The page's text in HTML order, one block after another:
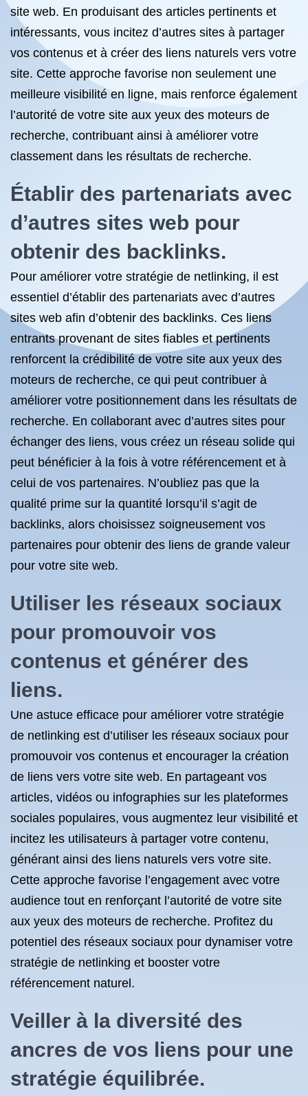
site web. En produisant des articles pertinents et
intéressants, vous incitez d’autres sites à partager
vos contenus et à créer des liens naturels vers votre
site. Cette approche favorise non seulement une
meilleure visibilité en ligne, mais renforce également
l’autorité de votre site aux yeux des moteurs de
recherche, contribuant ainsi à améliorer votre
classement dans les résultats de recherche.
Établir des partenariats avec
d’autres sites web pour
obtenir des backlinks.
Pour améliorer votre stratégie de netlinking, il est
essentiel d’établir des partenariats avec d’autres
sites web afin d’obtenir des backlinks. Ces liens
entrants provenant de sites fiables et pertinents
renforcent la crédibilité de votre site aux yeux des
moteurs de recherche, ce qui peut contribuer à
améliorer votre positionnement dans les résultats de
recherche. En collaborant avec d’autres sites pour
échanger des liens, vous créez un réseau solide qui
peut bénéficier à la fois à votre référencement et à
celui de vos partenaires. N’oubliez pas que la
qualité prime sur la quantité lorsqu’il s’agit de
backlinks, alors choisissez soigneusement vos
partenaires pour obtenir des liens de grande valeur
pour votre site web.
Utiliser les réseaux sociaux
pour promouvoir vos
contenus et générer des
liens.
Une astuce efficace pour améliorer votre stratégie
de netlinking est d’utiliser les réseaux sociaux pour
promouvoir vos contenus et encourager la création
de liens vers votre site web. En partageant vos
articles, vidéos ou infographies sur les plateformes
sociales populaires, vous augmentez leur visibilité et
incitez les utilisateurs à partager votre contenu,
générant ainsi des liens naturels vers votre site.
Cette approche favorise l’engagement avec votre
audience tout en renforçant l’autorité de votre site
aux yeux des moteurs de recherche. Profitez du
potentiel des réseaux sociaux pour dynamiser votre
stratégie de netlinking et booster votre
référencement naturel.
Veiller à la diversité des
ancres de vos liens pour une
stratégie équilibrée.